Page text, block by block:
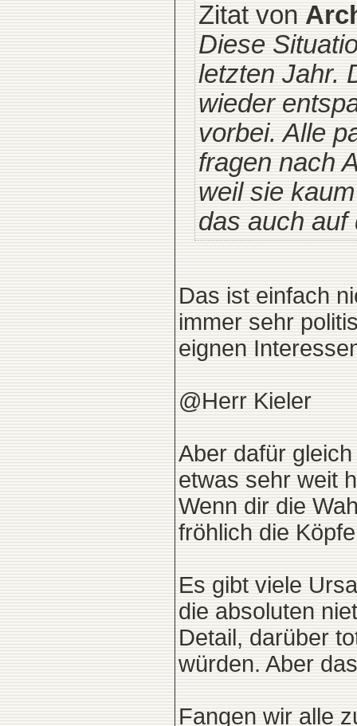
Zitat von
Diese
letzten Jahr.
wieder
vorbei. Alle
fragen nach
weil sie
das auch auf
Das ist einfach
immer sehr
eignen
@Herr Kieler
Aber dafür
etwas sehr weit
Wenn dir die
fröhlich die
Es gibt viele
die absoluten
Detail, darüber
würden. Aber
Fangen wir alle